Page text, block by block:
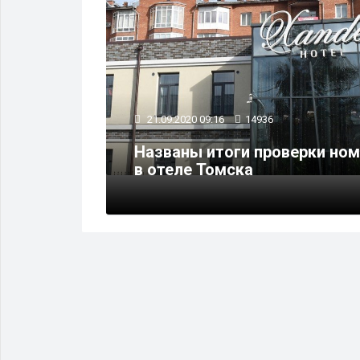
21.09.2020 09:16 14936
Названы итоги проверки
в отеле Томска